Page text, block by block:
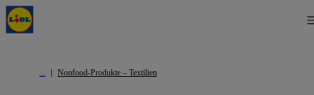
Nonfood-Produkte – Textilien